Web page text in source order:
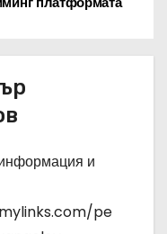
и
pe